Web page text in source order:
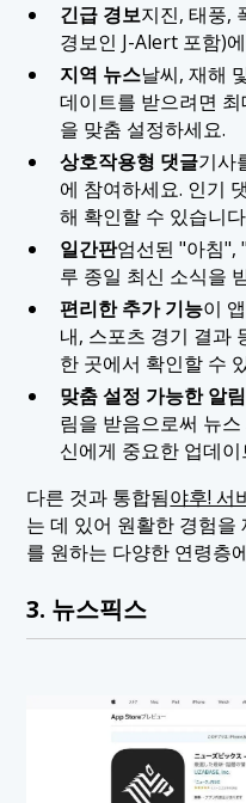
긴급 경보지진, 태풍,
경보인 J-Alert 포함)
지역 뉴스날씨, 재해
데이트를 받으려면
을 맞춤 설정하세요.
상호작용형 댓글기사
에 참여하세요. 인기
해 확인할 수 있습니
일간판엄선된 "아침",
루 종일 최신 소식을
편리한 추가 기능이
내, 스포츠 경기 결과
한 곳에서 확인할 수
맞춤 설정 가능한 알림
림을 받음으로써 뉴
신에게 중요한 업데
다른 것과 통합됨야후! 서
는 데 있어 원활한 경험
를 원하는 다양한 연령층
3. 뉴스픽스